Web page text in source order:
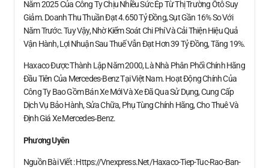
Năm 2025 Của Công Ty Chịu Nhiều Sức Ép Từ Thị Trường Ôtô Suy
Giảm. Doanh Thu Thuần Đạt 4.650 Tỷ Đồng, Sụt Gần 16% So Với
Năm Trước. Tuy Vậy, Nhờ Kiểm Soát Chi Phí Và Cải Thiện Hiệu Quả
Vận Hành, Lợi Nhuận Sau Thuế Vẫn Đạt Hơn 39 Tỷ Đồng, Tăng 19%.
Haxaco Được Thành Lập Năm 2000, Là Nhà Phân Phối Chính Hãng
Đầu Tiên Của Mercedes-Benz Tại Việt Nam. Hoạt Động Chính Của
Công Ty Bao Gồm Bán Xe Mới Và Xe Đã Qua Sử Dụng, Cung Cấp
Dịch Vụ Bảo Hành, Sửa Chữa, Phụ Tùng Chính Hãng, Cho Thuê Và
Định Giá Xe Mercedes‑Benz.
Phương Uyên
Nguồn Bài Viết : Https://vnexpress.net/haxaco-Tiep-Tuc-Rao-Ban-